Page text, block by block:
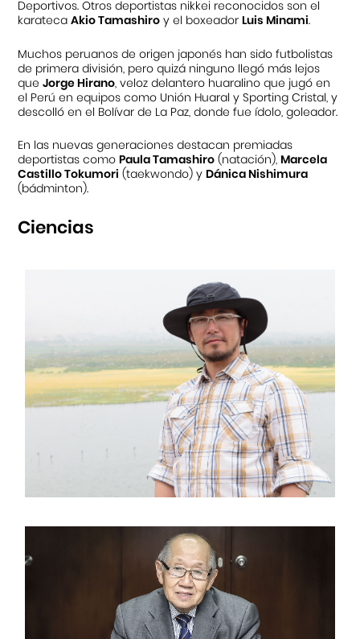
Deportivos. Otros deportistas nikkei reconocidos son el
karatecaAkio Tamashiro y el boxeadorLuis Minami.
Muchos peruanos de origen japonés han sido futbolistas
de primera división, pero quizá ninguno llegó más lejos
queJorge Hirano, veloz delantero huaralino que jugó en
el Perú en equipos como Unión Huaral y Sporting Cristal, y
descolló en el Bolívar de La Paz, donde fue ídolo, goleador.
En las nuevas generaciones destacan premiadas
deportistas comoPaula Tamashiro (natación),Marcela
Castillo Tokumori (taekwondo) yDánica Nishimura
(bádminton).
Ciencias